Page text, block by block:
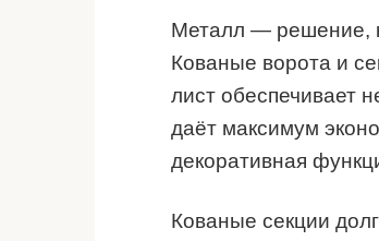
Металл — решение,
Кованые ворота и
лист обеспечивает
даёт максимум
декоративная
Кованые секции